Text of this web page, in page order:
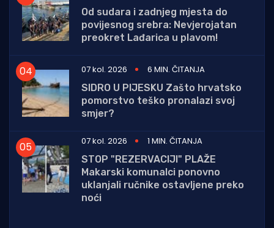
Od sudara i zadnjeg mjesta do
povijesnog srebra: Nevjerojatan
preokret Lađarica u plavom!
07 kol. 2026
6 MIN. ČITANJA
SIDRO U PIJESKU Zašto hrvatsko
pomorstvo teško pronalazi svoj
smjer?
07 kol. 2026
1 MIN. ČITANJA
STOP "REZERVACIJI" PLAŽE
Makarski komunalci ponovno
uklanjali ručnike ostavljene preko
noći